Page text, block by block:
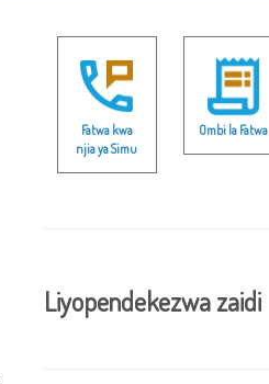
Fatwa kwa
njia ya Simu
Ombi la Fatwa
Liyopendekezwa zaidi